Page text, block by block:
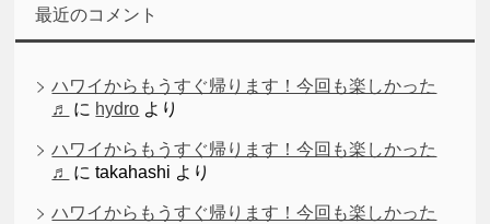
最近のコメント
ハワイからもうすぐ帰ります！今回も楽しかった
♬
に hydro より
ハワイからもうすぐ帰ります！今回も楽しかった
♬
にtakahashi より
ハワイからもうすぐ帰ります！今回も楽しかった